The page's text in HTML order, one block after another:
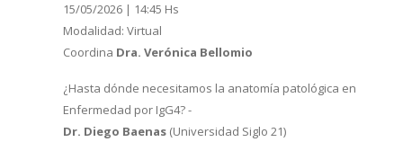
15/05/2026 | 14:45 Hs
Modalidad: Virtual
Coordina Dra. Verónica Bellomio
¿Hasta dónde necesitamos la anatomía patológica en
Enfermedad por IgG4? -
Dr. Diego Baenas (Universidad Siglo 21)